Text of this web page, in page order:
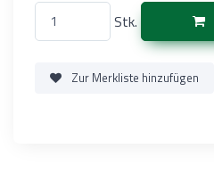
Stk.
Zur Merkliste hinzufügen